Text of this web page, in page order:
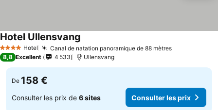
4 Étoiles Hotel Canal de natation panoramique de 88 mètresConsulter
Hotel Ullensvang
8,8 Excellent 4 533 Ullensvang
De 158 €
Consulter les prix de 6 sites Consulter les prix